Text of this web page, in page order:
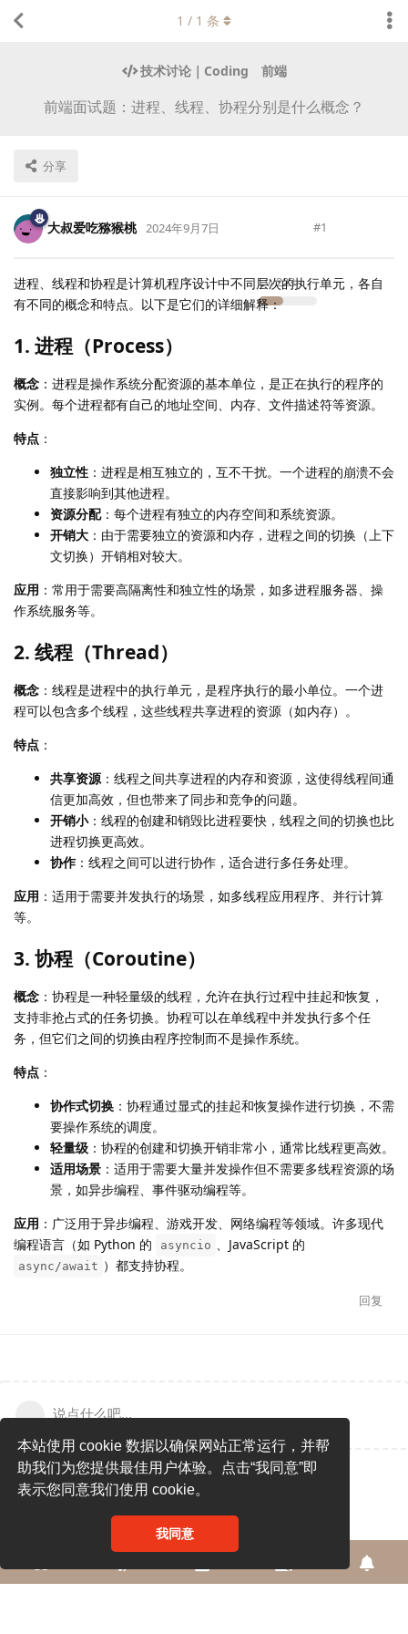
本站使用 cookie 数据以确保网站正常运行，并帮
助我们为您提供最佳用户体验。点击“我同意”即
表示您同意我们使用 cookie。
我同意
技术讨论｜Coding 前端
前端面试题：进程、线程、协程分别是什么概念？
分享
1 / 1 条
大叔爱吃猕猴桃
Lv.223
2024年9月7日 #1
进程、线程和协程是计算机程序设计中不同层次的执行单元，各自
有不同的概念和特点。以下是它们的详细解释：
1. 进程（Process）
概念 ：进程是操作系统分配资源的基本单位，是正在执行的程序的
实例。每个进程都有自己的地址空间、内存、文件描述符等资源。
特点 ：
独立性 ：进程是相互独立的，互不干扰。一个进程的崩溃不会
直接影响到其他进程。
资源分配：每个进程有独立的内存空间和系统资源。
开销大 ：由于需要独立的资源和内存，进程之间的切换（上下
文切换）开销相对较大。
应用 ：常用于需要高隔离性和独立性的场景，如多进程服务器、操
作系统服务等。
2. 线程（Thread）
概念 ：线程是进程中的执行单元，是程序执行的最小单位。一个进
程可以包含多个线程，这些线程共享进程的资源（如内存）。
特点 ：
共享资源 ：线程之间共享进程的内存和资源，这使得线程间通
信更加高效，但也带来了同步和竞争的问题。
开销小：线程的创建和销毁比进程要快，线程之间的切换也比
进程切换更高效。
协作 ：线程之间可以进行协作，适合进行多任务处理。
应用 ：适用于需要并发执行的场景，如多线程应用程序、并行计算
等。
3. 协程（Coroutine）
概念 ：协程是一种轻量级的线程，允许在执行过程中挂起和恢复，
支持非抢占式的任务切换。协程可以在单线程中并发执行多个任
务，但它们之间的切换由程序控制而不是操作系统。
特点 ：
协作式切换 ：协程通过显式的挂起和恢复操作进行切换，不需
要操作系统的调度。
轻量级 ：协程的创建和切换开销非常小，通常比线程更高效。
适用场景 ：适用于需要大量并发操作但不需要多线程资源的场
景，如异步编程、事件驱动编程等。
应用 ：广泛用于异步编程、游戏开发、网络编程等领域。许多现代
编程语言（如 Python 的
asyncio 、JavaScript 的
async/await ）都支持协程。
回复
说点什么吧...